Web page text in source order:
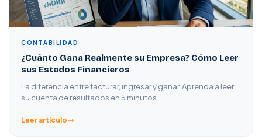
CONTABILIDAD
¿Cuánto Gana Realmente su Empresa? Cómo Leer
sus Estados Financieros
La diferencia entre facturar, ingresar y ganar. Aprenda a leer
su cuenta de resultados en 5 minutos …
Leer artículo